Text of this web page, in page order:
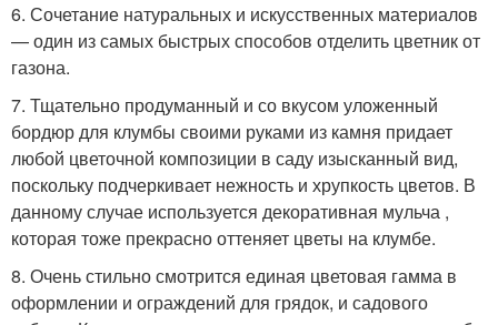
6. Сочетание натуральных и искусственных материалов
— один из самых быстрых способов отделить цветник от
газона.
7. Тщательно продуманный и со вкусом уложенный
бордюр для клумбы своими руками из камня придает
любой цветочной композиции в саду изысканный вид,
поскольку подчеркивает нежность и хрупкость цветов. В
данному случае используется декоративная мульча ,
которая тоже прекрасно оттеняет цветы на клумбе.
8. Очень стильно смотрится единая цветовая гамма в
оформлении и ограждений для грядок, и садового